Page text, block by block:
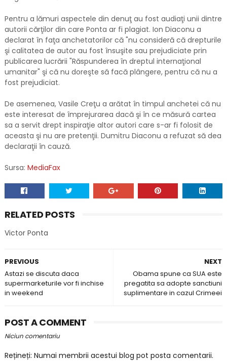
Pentru a lămuri aspectele din denuţ au fost audiaţi unii dintre
autorii cărţilor din care Ponta ar fi plagiat. Ion Diaconu a
declarat în faţa anchetatorilor că "nu consideră că drepturile
şi calitatea de autor au fost însuşite sau prejudiciate prin
publicarea lucrării "Răspunderea în dreptul internaţional
umanitar" şi că nu doreşte să facă plângere, pentru că nu a
fost prejudiciat.
De asemenea, Vasile Creţu a arătat în timpul anchetei că nu
este interesat de împrejurarea dacă şi în ce măsură cartea
sa a servit drept inspiraţie altor autori care s-ar fi folosit de
aceasta şi nu are pretenţii. Dumitru Diaconu a refuzat să dea
declaraţii în cauză.
Sursa: MediaFax
RELATED POSTS
Victor Ponta
NEXT
Obama spune ca SUA este
pregatita sa adopte sanctiuni
suplimentare in cazul Crimeei
PREVIOUS
Astazi se discuta daca
supermarketurile vor fi inchise
in weekend
POST A COMMENT
Niciun comentariu
Rețineți: Numai membrii acestui blog pot posta comentarii.